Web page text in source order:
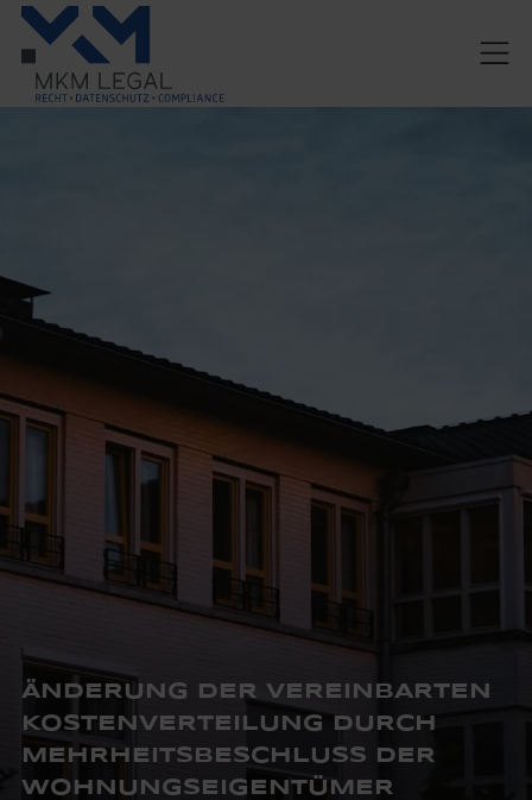
ÄNDERUNG DER VEREINBARTEN
KOSTENVERTEILUNG DURCH
MEHRHEITSBESCHLUSS DER
WOHNUNGSEIGENTÜMER